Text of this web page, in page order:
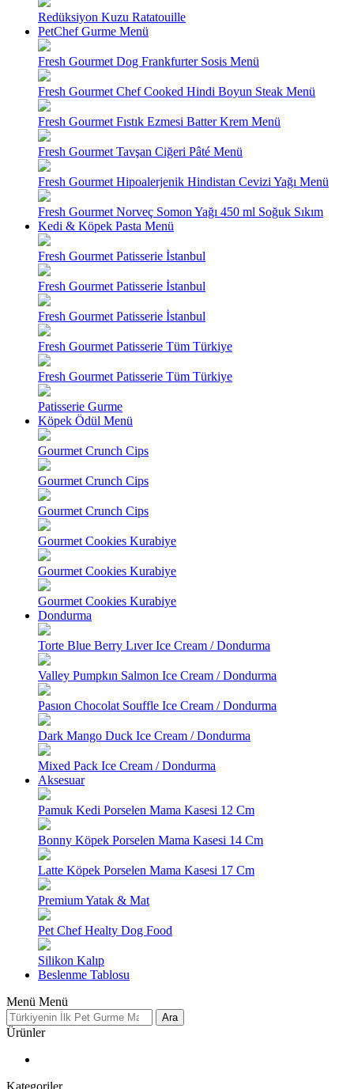
Redüksiyon Kuzu Ratatouille
PetChef Gurme Menü
Fresh Gourmet Dog Frankfurter Sosis Menü
Fresh Gourmet Chef Cooked Hindi Boyun Steak Menü
Fresh Gourmet Fıstık Ezmesi Batter Krem Menü
Fresh Gourmet Tavşan Ciğeri Pâté Menü
Fresh Gourmet Hipoalerjenik Hindistan Cevizi Yağı Menü
Fresh Gourmet Norveç Somon Yağı 450 ml Soğuk Sıkım
Kedi & Köpek Pasta Menü
Fresh Gourmet Patisserie İstanbul
Fresh Gourmet Patisserie İstanbul
Fresh Gourmet Patisserie İstanbul
Fresh Gourmet Patisserie Tüm Türkiye
Fresh Gourmet Patisserie Tüm Türkiye
Patisserie Gurme
Köpek Ödül Menü
Gourmet Crunch Cips
Gourmet Crunch Cips
Gourmet Crunch Cips
Gourmet Cookies Kurabiye
Gourmet Cookies Kurabiye
Gourmet Cookies Kurabiye
Dondurma
Torte Blue Berry Lıver Ice Cream / Dondurma
Valley Pumpkın Salmon Ice Cream / Dondurma
Pasıon Chocolat Souffle Ice Cream / Dondurma
Dark Mango Duck Ice Cream / Dondurma
Mixed Pack Ice Cream / Dondurma
Aksesuar
Pamuk Kedi Porselen Mama Kasesi 12 Cm
Bonny Köpek Porselen Mama Kasesi 14 Cm
Latte Köpek Porselen Mama Kasesi 17 Cm
Premium Yatak & Mat
Pet Chef Healty Dog Food
Silikon Kalıp
Beslenme Tablosu
Menü Menü
Ara
Ürünler
Kategoriler